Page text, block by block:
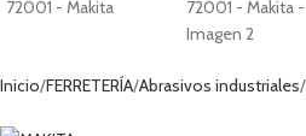
Inicio FERRETERÍA Abrasivos industriales